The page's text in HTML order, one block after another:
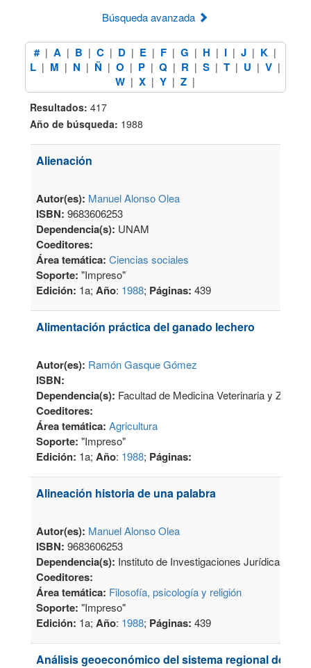
Búsqueda avanzada
# | A | B | C | D | E | F | G | H | I | J | K |
L | M | N | Ñ | O | P | Q | R | S | T | U | V |
W | X | Y | Z |
Resultados: 417
Año de búsqueda: 1988
Alienación
Autor(es): Manuel Alonso Olea
ISBN:9683606253
Dependencia(s): UNAM
Coeditores:
Área temática: Ciencias sociales
Soporte: "Impreso"
Edición: 1a;Año: 1988; Páginas:439
Alimentación práctica del ganado lechero
Autor(es): Ramón Gasque Gómez
ISBN:
Dependencia(s): Facultad de Medicina Veterinaria y
Coeditores:
Área temática: Agricultura
Soporte: "Impreso"
Edición: 1a;Año: 1988; Páginas:
Alineación historia de una palabra
Autor(es): Manuel Alonso Olea
ISBN:9683606253
Dependencia(s): Instituto de Investigaciones Jurídicas
Coeditores:
Área temática: Filosofía, psicología y religión
Soporte: "Impreso"
Edición: 1a;Año: 1988; Páginas:439
Análisis geoeconómico del sistema regional de la